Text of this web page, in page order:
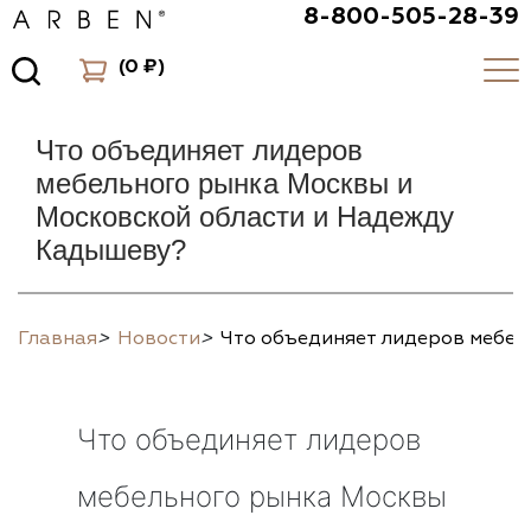
8-800-505-28-39
(0 ₽)
Что объединяет лидеров
мебельного рынка Москвы и
Московской области и Надежду
Кадышеву?
Главная> Новости> Что объединяет лидеров
Что объединяет лидеров
мебельного рынка Москвы